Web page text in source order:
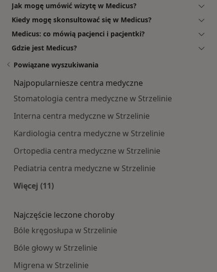
Jak mogę umówić wizytę w Medicus?
Kiedy mogę skonsultować się w Medicus?
Medicus: co mówią pacjenci i pacjentki?
Gdzie jest Medicus?
Powiązane wyszukiwania
Najpopularniesze centra medyczne
Stomatologia centra medyczne w Strzelinie
Interna centra medyczne w Strzelinie
Kardiologia centra medyczne w Strzelinie
Ortopedia centra medyczne w Strzelinie
Pediatria centra medyczne w Strzelinie
Więcej (11)
Najczęście leczone choroby
Bóle kręgosłupa w Strzelinie
Bóle głowy w Strzelinie
Migrena w Strzelinie